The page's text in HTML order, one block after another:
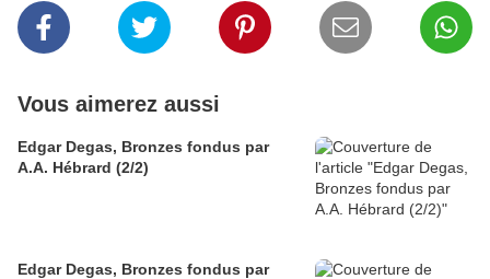
Vous aimerez aussi
Edgar Degas, Bronzes fondus par
A.A. Hébrard (2/2)
Edgar Degas, Bronzes fondus par